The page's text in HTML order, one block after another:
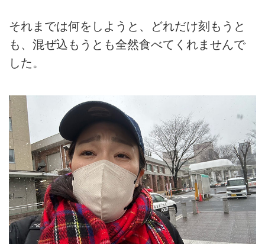
それまでは何をしようと、どれだけ刻もうと
も、混ぜ込もうとも全然食べてくれませんで
した。